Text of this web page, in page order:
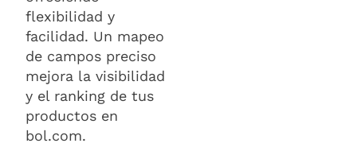
flexibilidad y
facilidad. Un mapeo
de campos preciso
mejora la visibilidad
y el ranking de tus
productos en
bol.com.